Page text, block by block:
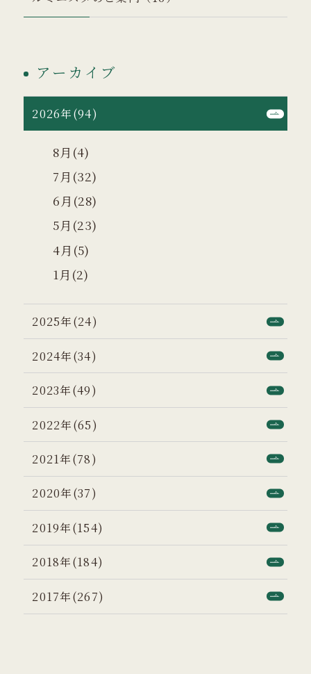
アーカイブ
2026年(94)
8月(4)
7月(32)
6月(28)
5月(23)
4月(5)
1月(2)
2025年(24)
2024年(34)
2023年(49)
2022年(65)
2021年(78)
2020年(37)
2019年(154)
2018年(184)
2017年(267)